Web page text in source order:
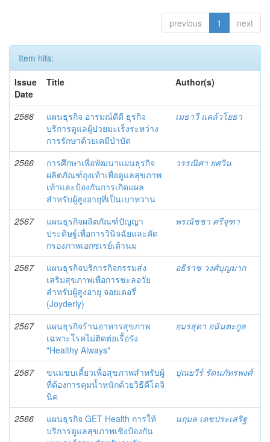
previous 1 next
Item hits:
Issue
Date
Title Author(s)
2566
แผนธุรกิจ อารมณ์ดีดี ธุรกิจ
บริการดูแลผู้ป่วยมะเร็งระหว่าง
การรักษาด้วยเคมีบำบัด
เมธาวี แคล้วโยธา
2566
การศึกษาเพื่อพัฒนาแผนธุรกิจ
ผลิตภัณฑ์ถุงเท้าเพื่อดูแลสุขภาพ
เท้าและป้องกันการเกิดแผล
สำหรับผู้สูงอายุที่เป็นเบาหวาน
วรรณิศา ยศวิน
2567
แผนธุรกิจผลิตภัณฑ์ปัญญา
ประดิษฐ์เพื่อการวินิจฉัยและคัด
กรองภาพเอกซเรย์เต้านม
พรณัชชา ศรีจุฑา
2567
แผนธุรกิจบริการกิจกรรมส่ง
เสริมสุขภาพเพื่อการชะลอวัย
สำหรับผู้สูงอายุ จอยเดอรี่
(Joyderly)
อธิราช วงศ์บุญมาก
2567
แผนธุรกิจร้านอาหารสุขภาพ
เฉพาะโรคไม่ติดต่อเรื้อรัง
"Healthy Always"
อมรสุดา อนันตะกูล
2567
ขนมขบเคี้ยวเพื่อสุขภาพสำหรับผู้
ที่ต้องการคุมน้ำหนักด้วยวิธีคีโตจิ
นิค
ปุณยวีร์ รัตนภัทรพงศ์
2566
แผนธุรกิจ GET Health การให้
บริการดูแลสุขภาพเชิงป้องกัน
นฤมล เดชประเสริฐ